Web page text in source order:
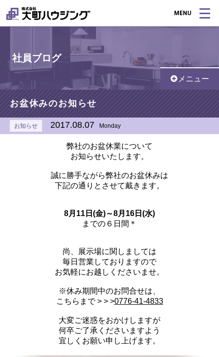
MENU
社員ブログ
メニュー
お盆休みのお知らせ
お知らせ 2017.08.07 Monday
弊社のお盆休業について
お知らせいたします。
誠に勝手ながら弊社のお盆休みは
下記の通りとさせて戴きます。
8月11日(金)～8月16日(水)
までの６日間＊
尚、展示場に関しましては
毎日営業しておりますので
お気軽にお越しくださいませ。
※休み期間中のお問合せは、
こちらまで > > >0776-41-4833
大変ご迷惑をおかけしますが
何卒ご了承くださいますよう
宜しくお願い申し上げます。